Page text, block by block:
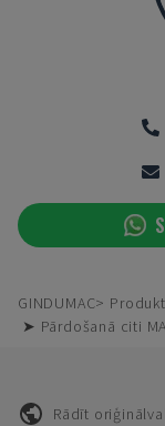
GINDUMAC
➤ Pārdošanā citi
Rādīt